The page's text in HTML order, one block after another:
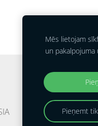
Mēs lietojam
un pakalpojuma
Pieņemt